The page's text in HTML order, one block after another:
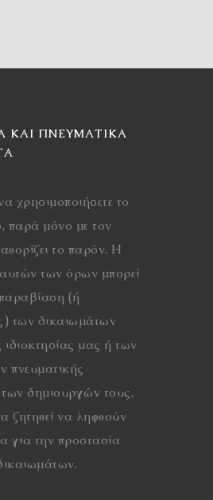
ΚΑΙ ΠΝΕΥΜΑΤΙΚΆ
χρησιμοποιήσετε το
παρά μόνο με τον
το παρόν. Η
των όρων μπορεί
(ή
των δικαιωμάτων
ιδιοκτησίας μας ή των
πνευματικής
των δημιουργών τους,
ζητηθεί να ληφθούν
για την προστασία